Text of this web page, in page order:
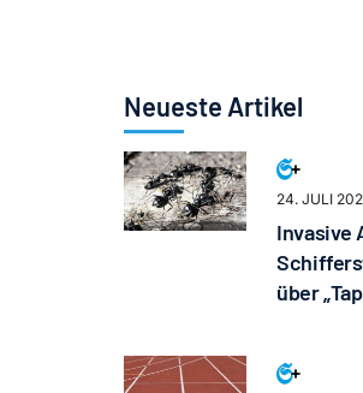
Neueste Artikel
24. JULI
Invasive
über